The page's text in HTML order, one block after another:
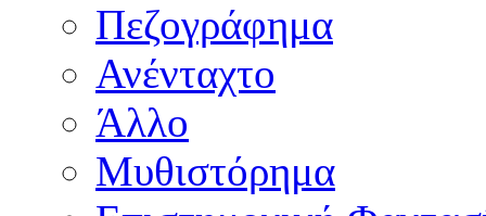
Πεζογράφημα
Ανένταχτο
Άλλο
Μυθιστόρημα